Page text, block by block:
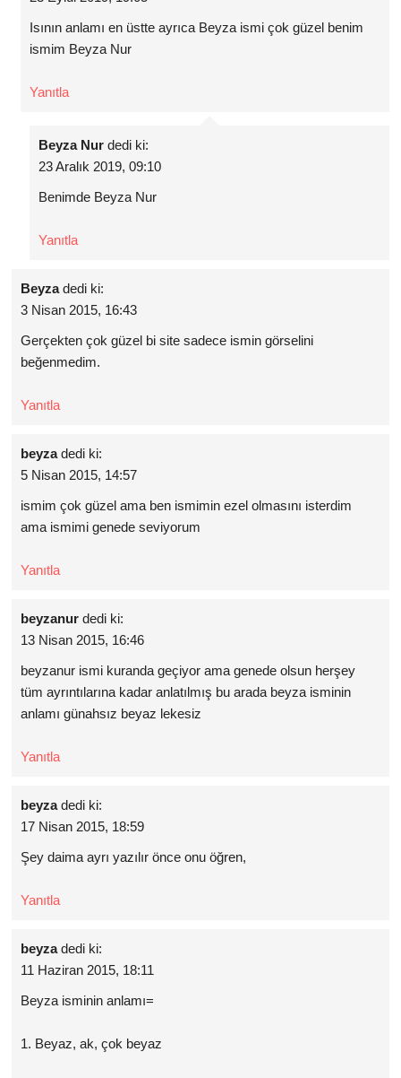
Isının anlamı en üstte ayrıca Beyza ismi çok güzel benim
ismim Beyza Nur
Yanıtla
Beyza Nur dedi ki:
23 Aralık 2019, 09:10
Benimde Beyza Nur
Yanıtla
Beyza dedi ki:
3 Nisan 2015, 16:43
Gerçekten çok güzel bi site sadece ismin görselini
beğenmedim.
Yanıtla
beyza dedi ki:
5 Nisan 2015, 14:57
ismim çok güzel ama ben ismimin ezel olmasını isterdim
ama ismimi genede seviyorum
Yanıtla
beyzanur dedi ki:
13 Nisan 2015, 16:46
beyzanur ismi kuranda geçiyor ama genede olsun herşey
tüm ayrıntılarına kadar anlatılmış bu arada beyza isminin
anlamı günahsız beyaz lekesiz
Yanıtla
beyza dedi ki:
17 Nisan 2015, 18:59
Şey daima ayrı yazılır önce onu öğren,
Yanıtla
beyza dedi ki:
11 Haziran 2015, 18:11
Beyza isminin anlamı=
1. Beyaz, ak, çok beyaz